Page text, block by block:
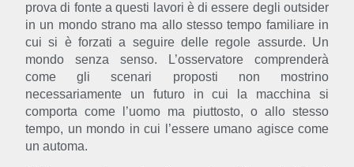
prova di fonte a questi lavori è di essere degli outsider
in un mondo strano ma allo stesso tempo familiare in
cui si è forzati a seguire delle regole assurde. Un
mondo senza senso. L’osservatore comprenderà
come gli scenari proposti non mostrino
necessariamente un futuro in cui la macchina si
comporta come l’uomo ma piuttosto, o allo stesso
tempo, un mondo in cui l’essere umano agisce come
un automa.